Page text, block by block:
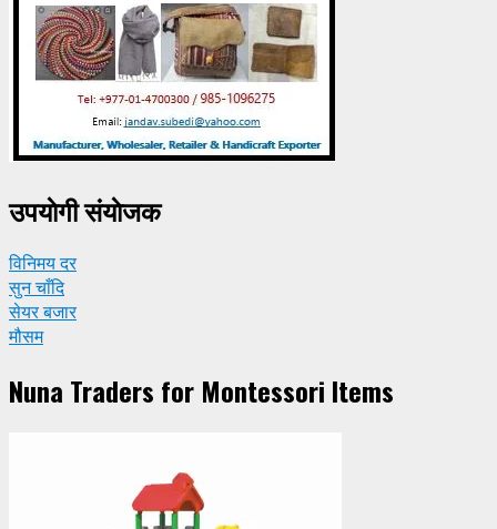
उपयाेगी संयाेजक
विनिमय दर
सुन चाँदि
सेयर बजार
मौसम
Nuna Traders for Montessori Items